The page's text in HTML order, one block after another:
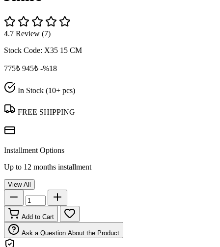
4.7 Review (7)
Stock Code: X35 15 CM
775₺ 945₺ -%18
In Stock (10+ pcs)
FREE SHIPPING
Installment Options
Up to 12 months installment
View All
Add to Cart
Ask a Question About the Product